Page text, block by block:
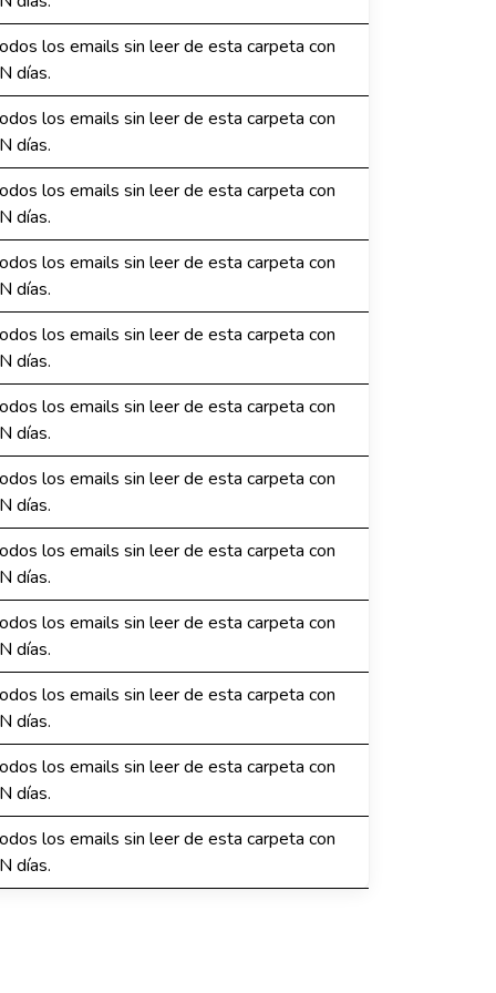
los emails sin leer de esta carpeta con
días.
los emails sin leer de esta carpeta con
días.
los emails sin leer de esta carpeta con
días.
los emails sin leer de esta carpeta con
días.
los emails sin leer de esta carpeta con
días.
los emails sin leer de esta carpeta con
días.
los emails sin leer de esta carpeta con
días.
los emails sin leer de esta carpeta con
días.
los emails sin leer de esta carpeta con
días.
los emails sin leer de esta carpeta con
días.
los emails sin leer de esta carpeta con
días.
los emails sin leer de esta carpeta con
días.